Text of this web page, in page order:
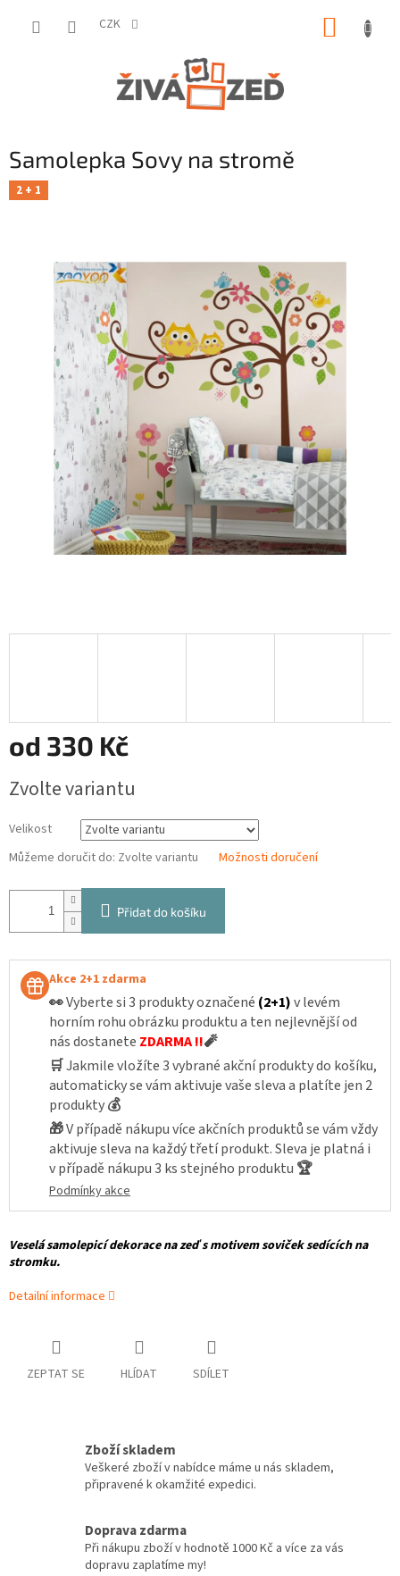
CZK
Samolepka Sovy na stromě
2 + 1
od 330 Kč
cena:
Zvolte variantu
Velikost
Můžeme doručit do: Zvolte variantu Možnosti doručení
Přidat do košíku
Akce 2+1 zdarma
👀Vyberte si 3 produkty označené (2+1)v levém
horním rohu obrázku produktu a ten nejlevnější od
nás dostanete ZDARMA !!🧨
🛒Jakmile vložíte 3 vybrané akční produkty do košíku,
automaticky se vám aktivuje vaše sleva a platíte jen 2
produkty💰
🎁V případě nákupu více akčních produktů se vám vždy
aktivuje sleva na každý třetí produkt. Sleva je platná i
v případě nákupu 3 ks stejného produktu 🏆
Podmínky akce
Veselá samolepicí dekorace na zeď s motivem soviček sedících na
stromku.
Detailní informace
ZEPTAT SE HLÍDAT SDÍLET
Zboží skladem
Veškeré zboží v nabídce máme u nás skladem,
připravené k okamžité expedici.
Doprava zdarma
Při nákupu zboží v hodnotě 1000 Kč a více za vás
dopravu zaplatíme my!